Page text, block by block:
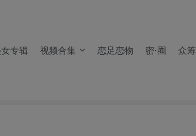
专辑 视频合集 恋足恋物 密⋅圈 众